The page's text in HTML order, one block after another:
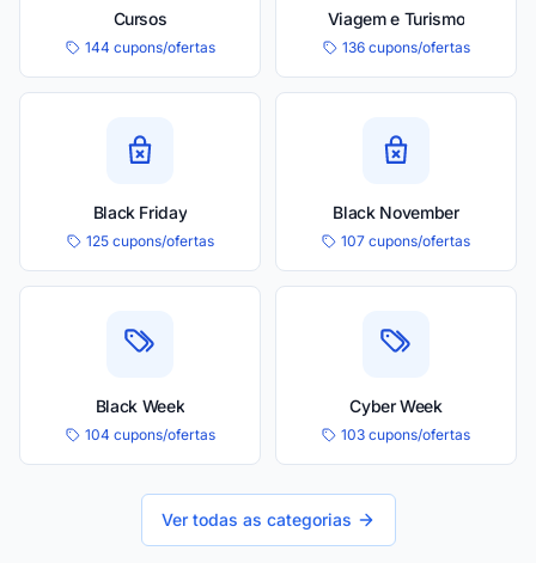
Cursos
144 cupons/ofertas
Viagem e Turismo
136 cupons/ofertas
Black Friday
125 cupons/ofertas
Black November
107 cupons/ofertas
Black Week
104 cupons/ofertas
Cyber Week
103 cupons/ofertas
Ver todas as categorias